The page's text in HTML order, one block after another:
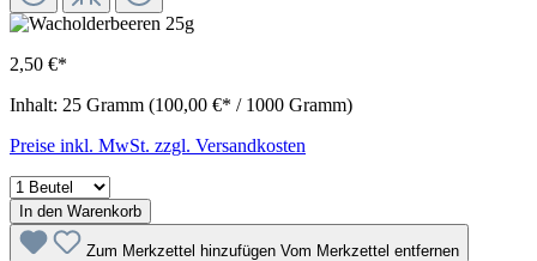
2,50 €*
Inhalt: 25 Gramm (100,00 €* / 1000 Gramm)
Preise inkl. MwSt. zzgl. Versandkosten
In den Warenkorb
Zum Merkzettel hinzufügen Vom Merkzettel entfernen